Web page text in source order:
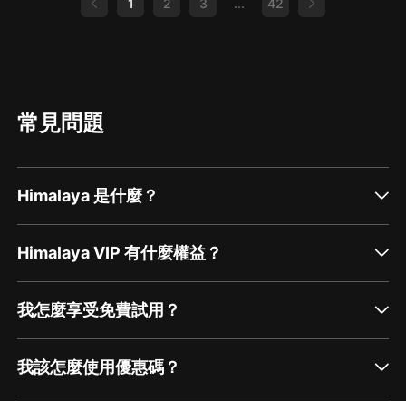
1 2 3 ... 42
常見問題
Himalaya 是什麼？
Himalaya VIP 有什麼權益？
我怎麼享受免費試用？
我該怎麼使用優惠碼？